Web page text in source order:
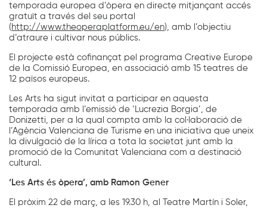
temporada europea d’òpera en directe mitjançant accés
gratuït a través del seu portal
( http://www.theoperaplatform.eu/en), amb l’objectiu
d’atraure i cultivar nous públics.
El projecte està cofinançat pel programa Creative Europe
de la Comissió Europea, en associació amb 15 teatres de
12 països europeus.
Les Arts ha sigut invitat a participar en aquesta
temporada amb l’emissió de ‘Lucrezia Borgia’, de
Donizetti, per a la qual compta amb la col·laboració de
l’Agència Valenciana de Turisme en una iniciativa que uneix
la divulgació de la lírica a tota la societat junt amb la
promoció de la Comunitat Valenciana com a destinació
cultural.
‘Les Arts és òpera’, amb Ramon Gener
El pròxim 22 de març, a les 19.30 h, al Teatre Martín i Soler,